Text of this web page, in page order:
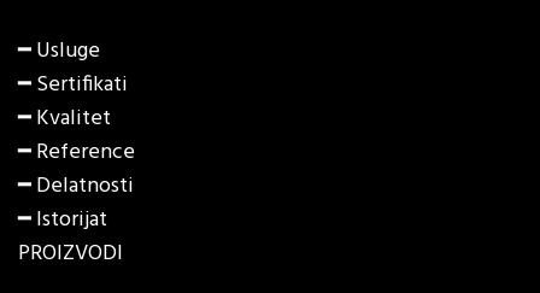
━ Usluge
━ Sertifikati
━ Kvalitet
━ Reference
━ Delatnosti
━ Istorijat
PROIZVODI